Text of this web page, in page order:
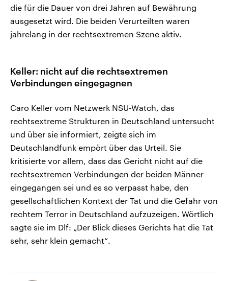
die für die Dauer von drei Jahren auf Bewährung
ausgesetzt wird. Die beiden Verurteilten waren
jahrelang in der rechtsextremen Szene aktiv.
Keller: nicht auf die rechtsextremen
Verbindungen eingegagnen
Caro Keller vom Netzwerk NSU-Watch, das
rechtsextreme Strukturen in Deutschland untersucht
und über sie informiert, zeigte sich im
Deutschlandfunk empört über das Urteil. Sie
kritisierte vor allem, dass das Gericht nicht auf die
rechtsextremen Verbindungen der beiden Männer
eingegangen sei und es so verpasst habe, den
gesellschaftlichen Kontext der Tat und die Gefahr von
rechtem Terror in Deutschland aufzuzeigen. Wörtlich
sagte sie im Dlf: „Der Blick dieses Gerichts hat die Tat
sehr, sehr klein gemacht“.